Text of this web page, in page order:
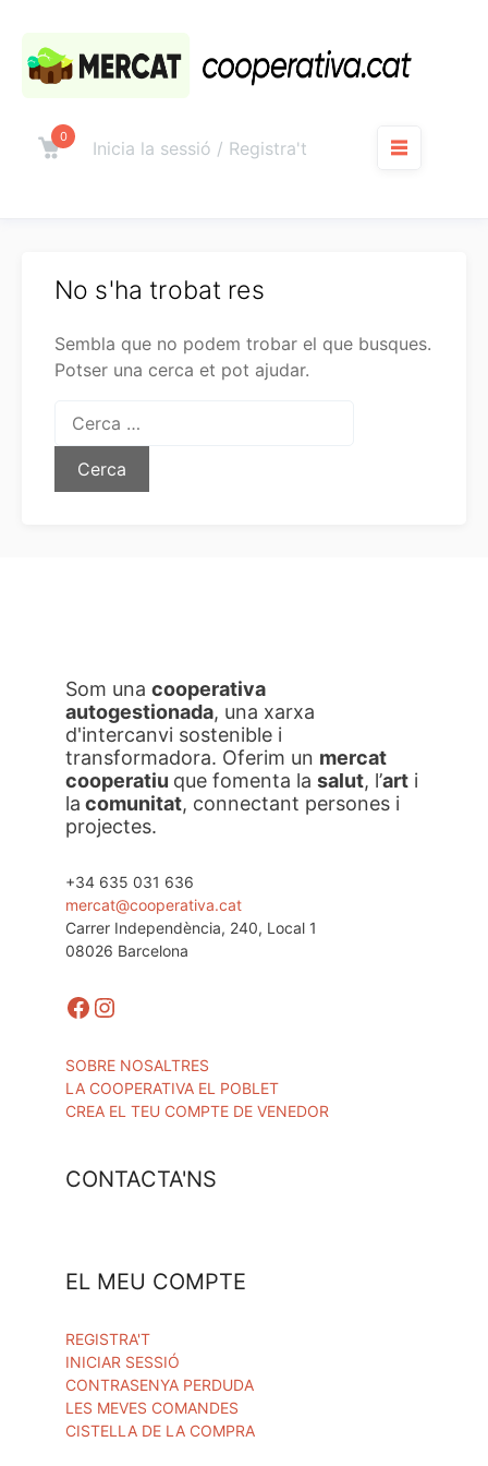
contingut
Carro
0
Inicia la sessió / Registra't
No s'ha trobat res
Sembla que no podem trobar el que busques.
Potser una cerca et pot ajudar.
Som una cooperativa
autogestionada, una xarxa
d'intercanvi sostenible i
transformadora. Oferim un mercat
cooperatiu que fomenta la salut, l’art i
la comunitat, connectant persones i
projectes.
+34 635 031 636
mercat@cooperativa.cat
Carrer Independència, 240, Local 1
08026 Barcelona
Facebook
Instagram
SOBRE NOSALTRES
LA COOPERATIVA EL POBLET
CREA EL TEU COMPTE DE VENEDOR
CONTACTA'NS
EL MEU COMPTE
REGISTRA'T
INICIAR SESSIÓ
CONTRASENYA PERDUDA
LES MEVES COMANDES
CISTELLA DE LA COMPRA